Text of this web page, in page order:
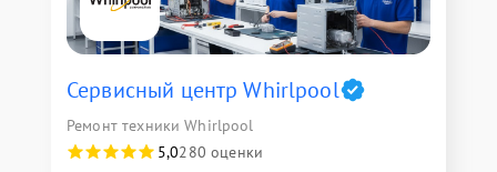
Сервисный центр Whirlpool
Ремонт техники Whirlpool
5,0280 оценки